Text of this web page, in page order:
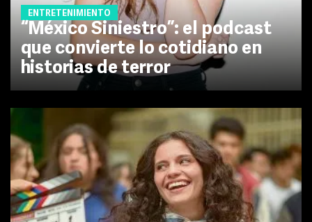
ENTRETENIMIENTO
“México Siniestro”: el podcast
que convierte lo cotidiano en
historias de terror